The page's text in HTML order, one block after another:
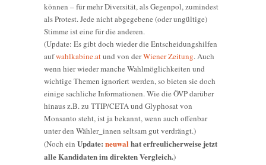
können – für mehr Diversität, als Gegenpol, zumindest
als Protest. Jede nicht abgegebene (oder ungültige)
Stimme ist eine für die anderen.
(Update: Es gibt doch wieder die Entscheidungshilfen
aufwahlkabine.atund von derWiener Zeitung. Auch
wenn hier wieder manche Wahlmöglichkeiten und
wichtige Themen ignoriert werden, so bieten sie doch
einige sachliche Informationen. Wie die ÖVP darüber
hinaus z.B. zu TTIP/CETA und Glyphosat von
Monsanto steht, ist ja bekannt, wenn auch offenbar
unter den Wähler_innen seltsam gut verdrängt.)
(Noch ein Update: neuwalhat erfreulicherweise jetzt
alle Kandidaten im direkten Vergleich.)